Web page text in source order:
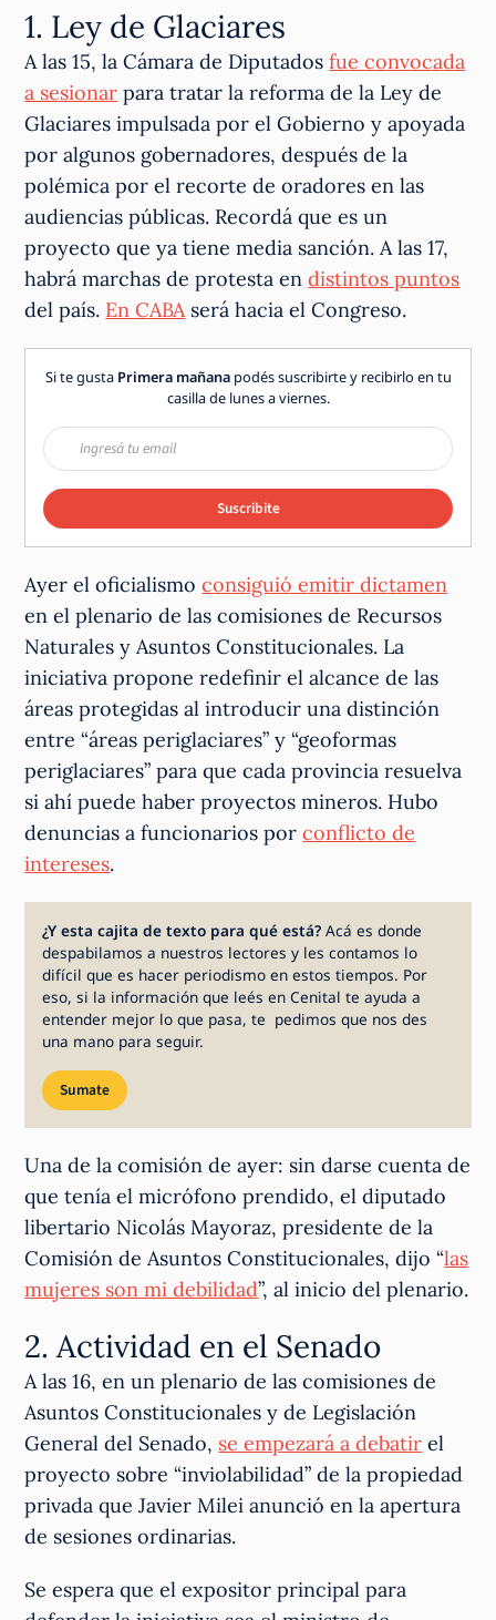
1. Ley de Glaciares
A las 15, la Cámara de Diputadosfue convocada
a sesionar para tratar la reforma de la Ley de
Glaciares impulsada por el Gobierno y apoyada
por algunos gobernadores, después de la
polémica por el recorte de oradores en las
audiencias públicas. Recordá que es un
proyecto que ya tiene media sanción. A las 17,
habrá marchas de protesta endistintos puntos
del país. En CABAserá hacia el Congreso.
Si te gusta Primera mañanapodés suscribirte y recibirlo en tu
casilla de lunes a viernes.
Suscribite
Ayer el oficialismoconsiguió emitir dictamen
en el plenario de las comisiones de Recursos
Naturales y Asuntos Constitucionales. La
iniciativa propone redefinir el alcance de las
áreas protegidas al introducir una distinción
entre “áreas periglaciares” y “geoformas
periglaciares” para que cada provincia resuelva
si ahí puede haber proyectos mineros. Hubo
denuncias a funcionarios porconflicto de
intereses.
¿Y esta cajita de texto para qué está?Acá es donde
despabilamos a nuestros lectores y les contamos lo
difícil que es hacer periodismo en estos tiempos. Por
eso, si la información que leés en Cenital te ayuda a
entender mejor lo que pasa, te pedimos que nos des
una mano para seguir.
Sumate
Una de la comisión de ayer: sin darse cuenta de
que tenía el micrófono prendido, el diputado
libertario Nicolás Mayoraz, presidente de la
Comisión de Asuntos Constitucionales, dijo “las
mujeres son mi debilidad”, al inicio del plenario.
2. Actividad en el Senado
A las 16, en un plenario de las comisiones de
Asuntos Constitucionales y de Legislación
General del Senado, se empezará a debatir el
proyecto sobre “inviolabilidad” de la propiedad
privada que Javier Milei anunció en la apertura
de sesiones ordinarias.
Se espera que el expositor principal para